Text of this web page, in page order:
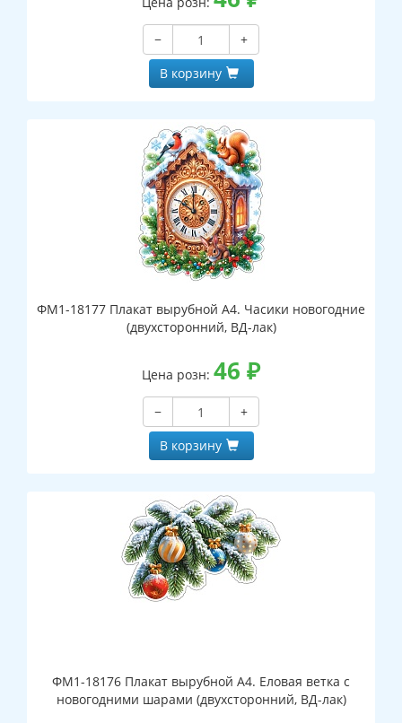
−
+
В корзину
ФМ1-18177 Плакат вырубной А4. Часики новогодние
(двухсторонний, ВД-лак)
Цена розн: 46 ₽
−
+
В корзину
ФМ1-18176 Плакат вырубной А4. Еловая ветка с
новогодними шарами (двухсторонний, ВД-лак)